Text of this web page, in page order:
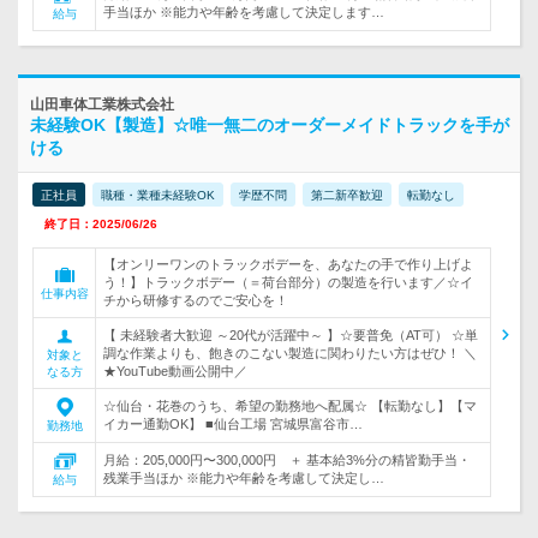
給与
手当ほか ※能力や年齢を考慮して決定します…
山田車体工業株式会社
未経験OK【製造】☆唯一無二のオーダーメイドトラックを手が
ける
正社員 職種・業種未経験OK 学歴不問 第二新卒歓迎 転勤なし
終了日：2025/06/26
仕事内容
【オンリーワンのトラックボデーを、あなたの手で作り上げよ
う！】トラックボデー（＝荷台部分）の製造を行います／☆イ
チから研修するのでご安心を！
対象と
なる方
【 未経験者大歓迎 ～20代が活躍中～ 】☆要普免（AT可） ☆単
調な作業よりも、飽きのこない製造に関わりたい方はぜひ！ ＼
★YouTube動画公開中／
勤務地
☆仙台・花巻のうち、希望の勤務地へ配属☆ 【転勤なし】【マ
イカー通勤OK】 ■仙台工場 宮城県富谷市…
給与
月給：205,000円〜300,000円 ＋ 基本給3%分の精皆勤手当・
残業手当ほか ※能力や年齢を考慮して決定し…